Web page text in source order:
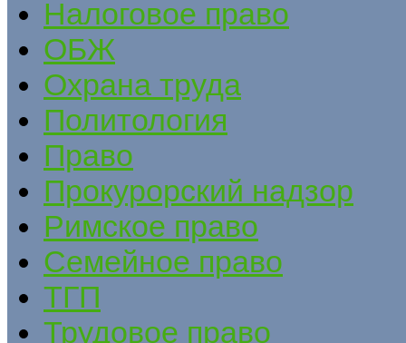
Налоговое право
ОБЖ
Охрана труда
Политология
Право
Прокурорский надзор
Римское право
Семейное право
ТГП
Трудовое право